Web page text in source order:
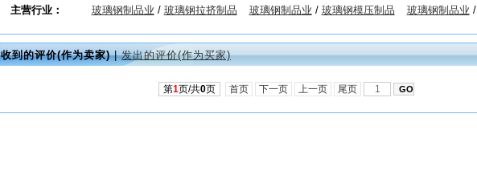
主营行业： 玻璃钢制品业 / 玻璃钢拉挤制品 玻璃钢制品业 / 玻璃钢模压制品 玻璃钢制品业 /
收到的评价(作为卖家)|发出的评价(作为买家)
第1页/共0页 首页 下一页 上一页 尾页